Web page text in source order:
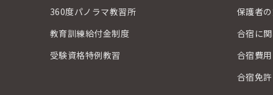
360度パノラマ教習所
教育訓練給付金制度
受験資格特例教習
保護者
合宿に
合宿費
合宿免